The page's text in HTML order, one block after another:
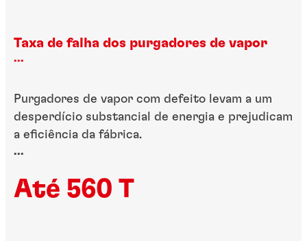
Taxa de falha dos purgadores de vapor
...
Purgadores de vapor com defeito levam a um
desperdício substancial de energia e prejudicam
a eficiência da fábrica.
...
Até 560 T